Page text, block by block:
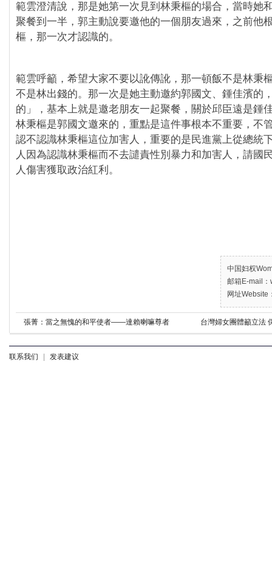
範雲澄清說，那是她第一次見到林秉樞的場合，當時她
聚餐到一半，郭主動說要邀他的一個朋友過來，之前他
樞，那一次才認識的。
範雲呼籲，希望大家不要以訛傳訛，那一頓飯不是林秉
不是林出錢的。那一次是她主動邀約郭國文、鍾佳濱的
的」，基本上就是邀老朋友一起聚餐，關於邱臣遠是鍾
林秉樞是郭國文邀來的，重點是這件事根本不重要，不
認不認識林秉樞這位加害人，重要的是民進黨上從總統
人因為認識林秉樞而不去譴責性別暴力和加害人，請國
人傷害獲取政治紅利。
中国妇权
邮箱E-mail
网址Website
張菁：當之無愧的和平使者——達賴喇嘛尊者 台灣婦女團體籲立法
联系我们 | 发表建议